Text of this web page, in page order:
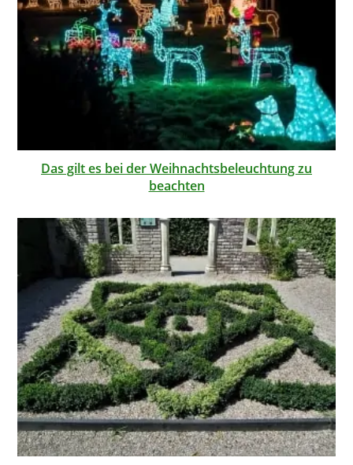
Das gilt es bei der Weihnachtsbeleuchtung zu
beachten